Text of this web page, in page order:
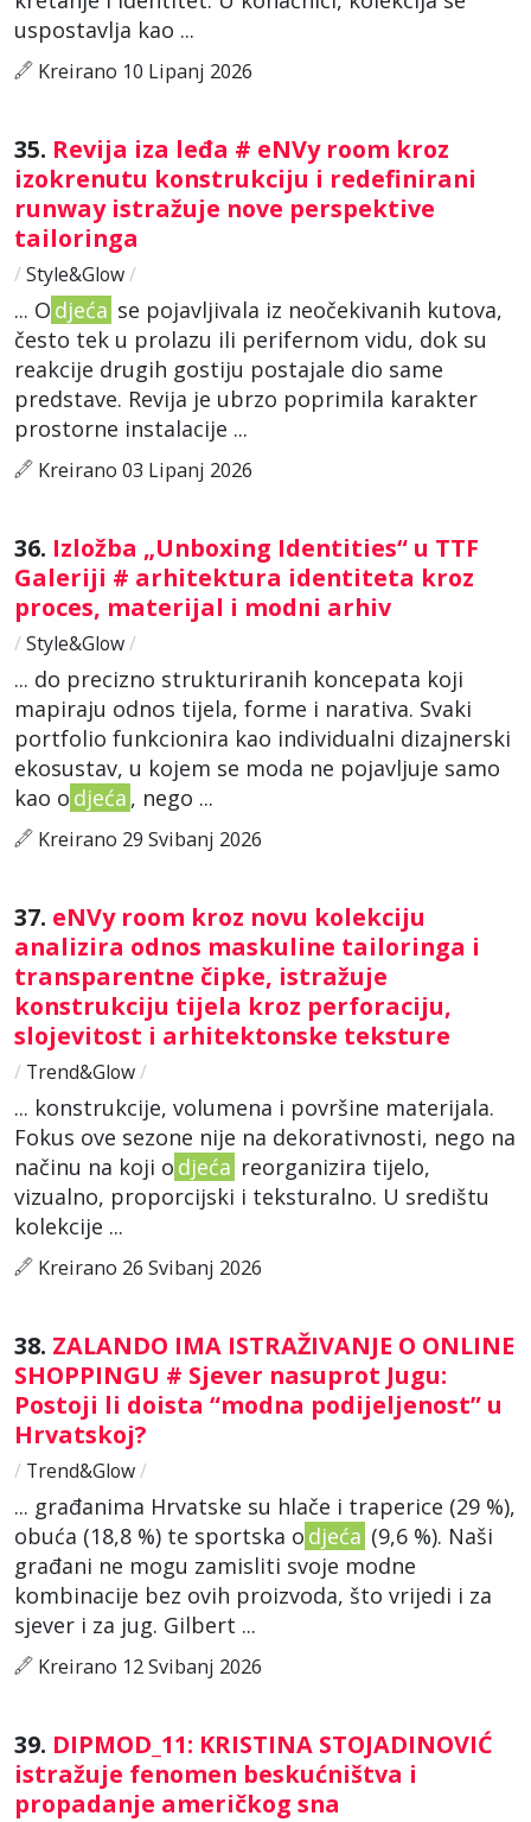
uspostavlja kao ...
Kreirano 10 Lipanj 2026
35. Revija iza leđa # eNVy room kroz
izokrenutu konstrukciju i redefinirani
runway istražuje nove perspektive
tailoringa
/ Style&Glow/
... O djeća se pojavljivala iz neočekivanih kutova,
često tek u prolazu ili perifernom vidu, dok su
reakcije drugih gostiju postajale dio same
predstave. Revija je ubrzo poprimila karakter
prostorne instalacije ...
Kreirano 03 Lipanj 2026
36. Izložba „Unboxing Identities“ u TTF
Galeriji # arhitektura identiteta kroz
proces, materijal i modni arhiv
/ Style&Glow/
... do precizno strukturiranih koncepata koji
mapiraju odnos tijela, forme i narativa. Svaki
portfolio funkcionira kao individualni dizajnerski
ekosustav, u kojem se moda ne pojavljuje samo
kao o djeća , nego ...
Kreirano 29 Svibanj 2026
37. eNVy room kroz novu kolekciju
analizira odnos maskuline tailoringa i
transparentne čipke, istražuje
konstrukciju tijela kroz perforaciju,
slojevitost i arhitektonske teksture
/ Trend&Glow/
... konstrukcije, volumena i površine materijala.
Fokus ove sezone nije na dekorativnosti, nego na
načinu na koji o djeća reorganizira tijelo,
vizualno, proporcijski i teksturalno. U središtu
kolekcije ...
Kreirano 26 Svibanj 2026
38. ZALANDO IMA ISTRAŽIVANJE O ONLINE
SHOPPINGU # Sjever nasuprot Jugu:
Postoji li doista “modna podijeljenost” u
Hrvatskoj?
/ Trend&Glow/
... građanima Hrvatske su hlače i traperice (29 %),
obuća (18,8 %) te sportska o djeća (9,6 %). Naši
građani ne mogu zamisliti svoje modne
kombinacije bez ovih proizvoda, što vrijedi i za
sjever i za jug. Gilbert ...
Kreirano 12 Svibanj 2026
39. DIPMOD_11: KRISTINA STOJADINOVIĆ
istražuje fenomen beskućništva i
propadanje američkog sna